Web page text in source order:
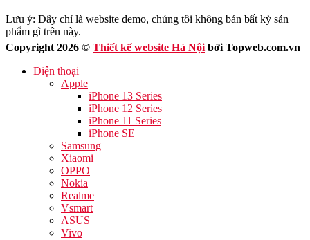
Lưu ý: Đây chỉ là website demo, chúng tôi không bán bất kỳ sản
phẩm gì trên này.
Copyright 2026 © Thiết kế website Hà Nội bởi Topweb.com.vn
Điện thoại
Apple
iPhone 13 Series
iPhone 12 Series
iPhone 11 Series
iPhone SE
Samsung
Xiaomi
OPPO
Nokia
Realme
Vsmart
ASUS
Vivo